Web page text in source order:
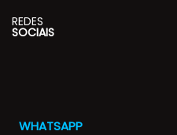
REDES
SOCIAIS
WHATSAPP